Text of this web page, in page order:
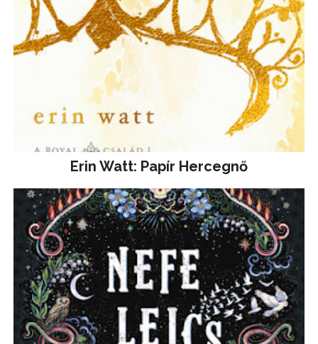
Erin Watt: Papír Hercegnő